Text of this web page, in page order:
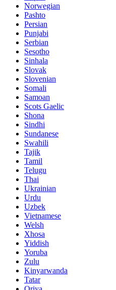
Norwegian
Pashto
Persian
Punjabi
Serbian
Sesotho
Sinhala
Slovak
Slovenian
Somali
Samoan
Scots Gaelic
Shona
Sindhi
Sundanese
Swahili
Tajik
Tamil
Telugu
Thai
Ukrainian
Urdu
Uzbek
Vietnamese
Welsh
Xhosa
Yiddish
Yoruba
Zulu
Kinyarwanda
Tatar